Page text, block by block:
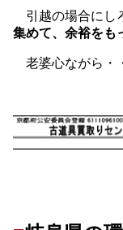
引越の場合にし
集めて、余裕をも
老婆心ながら・